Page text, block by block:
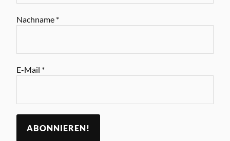
Nachname *
E-Mail *